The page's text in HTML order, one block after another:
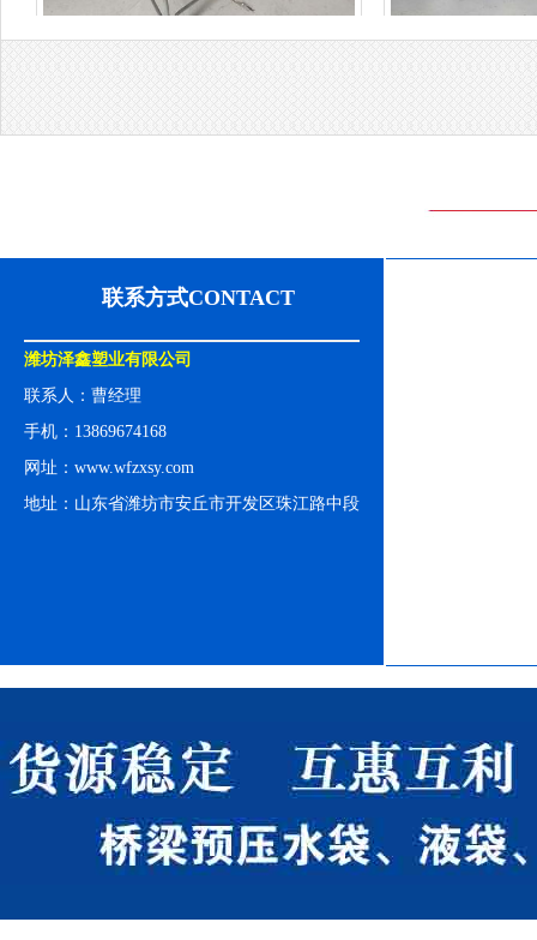
支架水池 支
支架水池
联系方式CONTACT
潍坊泽鑫塑业有限公司
联系人：曹经理
手机：13869674168
网址：www.wfzxsy.com
地址：山东省潍坊市安丘市开发区珠江路中段